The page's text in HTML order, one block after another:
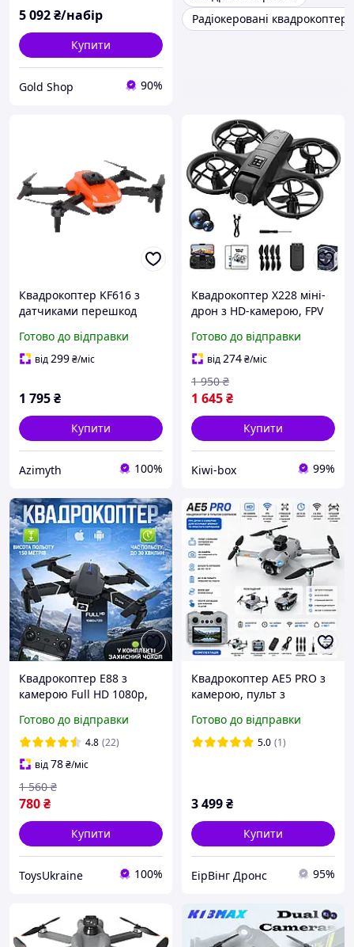
Дрон із захистом від
зіткнень, Квадрокоптер
5 092₴/набір
Купити
Gold Shop 90%
Радіокеровані
Квадрокоптер KF616 з
датчиками перешкод
Готово до відправки
від299₴/міс
1 795₴
Купити
Azimyth 100%
Квадрокоптер X228 міні-
дрон з HD-камерою, FPV
позиціювання, Headless,
до 10 хвилин, до 100 м,
чорний
Готово до відправки
від274₴/міс
1 645₴
1 950 ₴
Купити
Kiwi-box 99%
Квадрокоптер E88 з
камерою Full HD 1080p,
складаний безпілотник з
онлайн-передачею відео
Готово до відправки
4.8 (22)
від78₴/міс
780₴
1 560 ₴
Купити
ToysUkraine 100%
Квадрокоптер AE5 PRO з
камерою, пульт з
дрон для початківців,
дитячий квадрокоптер
Готово до відправки
5.0 (1)
3 499₴
Купити
ЕірВінг Дронс 95%